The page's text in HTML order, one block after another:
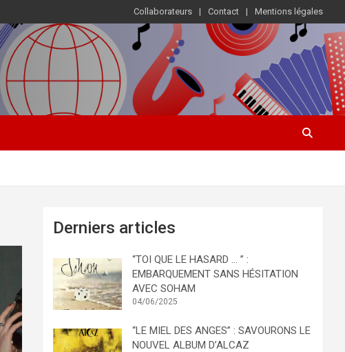
Collaborateurs Contact Mentions légales
Derniers articles
“TOI QUE LE HASARD … ” :
EMBARQUEMENT SANS HÉSITATION
AVEC SOHAM
04/06/2025
“LE MIEL DES ANGES” : SAVOURONS LE
NOUVEL ALBUM D’ALCAZ